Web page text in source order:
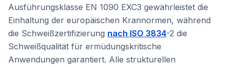
Ausführungsklasse EN 1090 EXC3 gewährleistet die
Einhaltung der europäischen Krannormen, während
die Schweißzertifizierung nach ISO 3834-2 die
Schweißqualität für ermüdungskritische
Anwendungen garantiert. Alle strukturellen